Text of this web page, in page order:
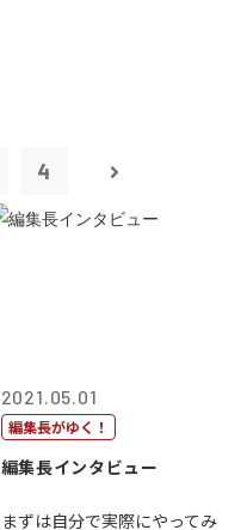
4
2021.05.01
編集長がゆく！
編集長インタビュー
まずは自分で実際にやってみ